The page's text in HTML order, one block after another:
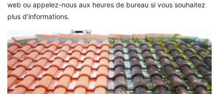
web ou appelez-nous aux heures de bureau si vous souhaitez
plus d’informations.